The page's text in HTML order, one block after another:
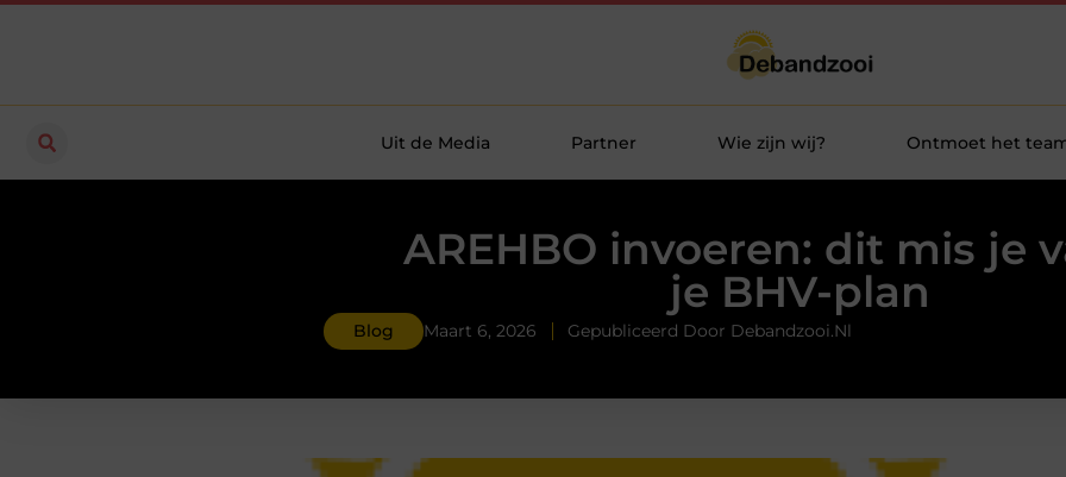
Uit de Media Partner Wie zijn wij? Ontmoet het
AREHBO invoeren: dit mis je
je BHV-plan
Blog Maart 6, 2026 Gepubliceerd Door Debandzooi.nl